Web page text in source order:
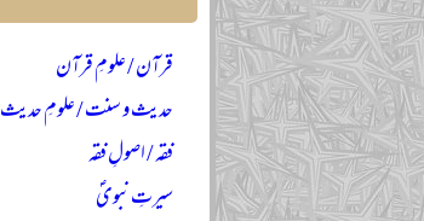
قرآن / علومِ قرآن
حدیث و سنت / علومِ حدیث
فقہ / اصولِ فقہ
سیرتِ نبویؐ